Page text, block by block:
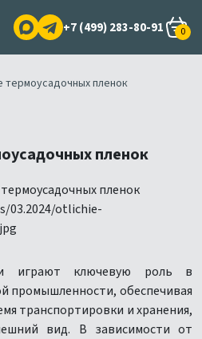
+7 (499) 283-80-91 0
термоусадочных пленок
пленок
играют ключевую роль в
промышленности, обеспечивая
транспортировки и хранения,
вид. В зависимости от